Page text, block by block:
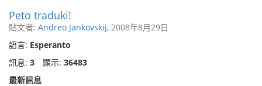
Peto traduki!
貼文者: Andreo Jankovskij, 2008年8月29日
語言: Esperanto
訊息: 3 顯示: 36483
最新訊息